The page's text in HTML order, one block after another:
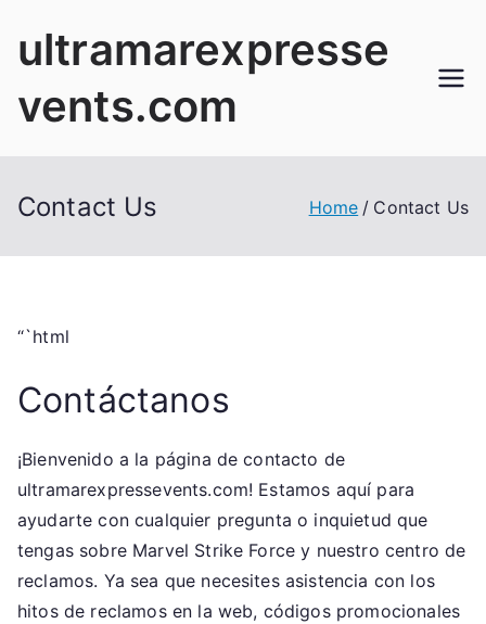
ultramarexpresse
vents.com
Contact Us Home Contact Us
“`html
Contáctanos
¡Bienvenido a la página de contacto de
ultramarexpressevents.com! Estamos aquí para
ayudarte con cualquier pregunta o inquietud que
tengas sobre Marvel Strike Force y nuestro centro de
reclamos. Ya sea que necesites asistencia con los
hitos de reclamos en la web, códigos promocionales